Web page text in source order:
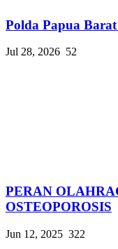
Polda Papua
Jul 28, 2026 52
PERAN
OSTEOPOROSIS
Jun 12, 2025 322